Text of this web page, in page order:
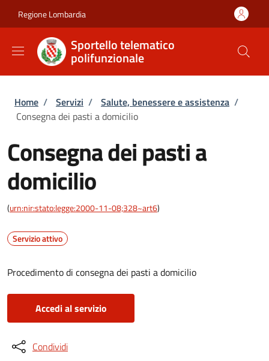
Regione Lombardia
Sportello telematico
polifunzionale
Briciole di pane
Home / Servizi / Salute, benessere e assistenza /
Consegna dei pasti a domicilio
Consegna dei pasti a
domicilio
(urn:nir:stato:legge:2000-11-08;328~art6)
Servizio attivo
Procedimento di consegna dei pasti a domicilio
Accedi al servizio
Condividi